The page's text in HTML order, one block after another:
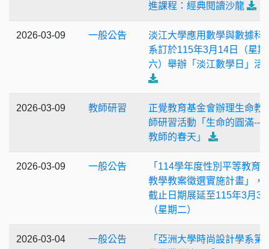
進課程：經典閱讀沙龍
2026-03-09 一般公告
淡江大學應用數學與數據科
系訂於115年3月14日（星期
六）舉辦「淡江數學日」活
2026-03-09 教師研習
正覺教育基金會辦理生命教
師研習活動「生命的圓滿--
教師的春天」
2026-03-09 一般公告
「114學年度性別平等教育
教學教案徵選實施計畫」，
截止日期展延至115年3月31
（星期二）
2026-03-04 一般公告
「亞洲大學時尚設計學系第